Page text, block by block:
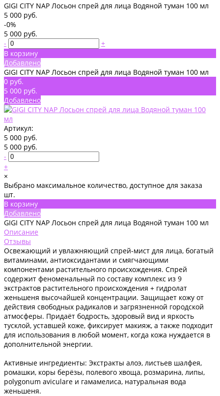
GIGI CITY NAP Лосьон спрей для лица Водяной туман 100 мл
5 000 руб.
-0%
5 000 руб.
-
+
В корзину
Добавлено
GIGI CITY NAP Лосьон спрей для лица Водяной туман 100 мл
0 руб.
5 000 руб.
Добавлено
Артикул:
5 000 руб.
5 000 руб.
-
+
×
Выбрано максимальное количество, доступное для заказа
шт.
В корзину
Добавлено
GIGI CITY NAP Лосьон спрей для лица Водяной туман 100 мл
Описание
Отзывы
Освежающий и увлажняющий спрей-мист для лица, богатый
витаминами, антиоксидантами и смягчающими
компонентами растительного происхождения. Спрей
содержит феноменальный по составу комплекс из 9
экстрактов растительного происхождения + гидролат
женьшеня высочайшей концентрации. Защищает кожу от
действия свободных радикалов и загрязненной городской
атмосферы. Придаёт бодрость, здоровый вид и яркость
тусклой, уставшей коже, фиксирует макияж, а также подходит
для использования в любой момент, когда кожа нуждается в
дополнительной энергии.
Активные ингредиенты: Экстракты алоэ, листьев шалфея,
ромашки, коры берёзы, полевого хвоща, розмарина, липы,
polygonum aviculare и гамамелиса, натуральная вода
женьшеня.